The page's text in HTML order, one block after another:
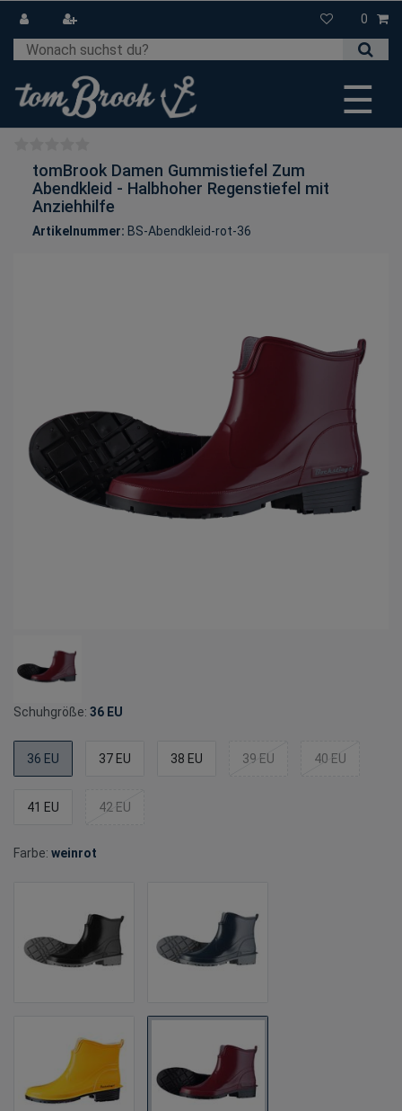
0
☰
tomBrook Damen Gummistiefel Zum
Abendkleid - Halbhoher Regenstiefel mit
Anziehhilfe
Artikelnummer: BS-Abendkleid-rot-36
Schuhgröße: 36 EU
36 EU 37 EU 38 EU 39 EU 40 EU
41 EU 42 EU
Farbe: weinrot